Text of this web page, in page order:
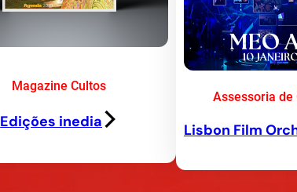
Magazine Cultos
Edições inedia
Assessoria de
Lisbon Film